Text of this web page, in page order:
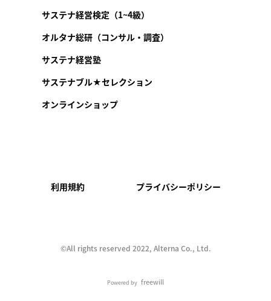
サステナ経営検定（1~4級）
オルタナ総研（コンサル・調査）
サステナ経営塾
サステナブル★セレクション
オンラインショップ
利用規約 プライバシーポリシー
©︎All rights reserved 2022, Alterna Co., Ltd.
Powered by freewill